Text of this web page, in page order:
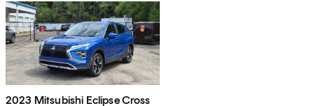
2023 Mitsubishi Eclipse Cross